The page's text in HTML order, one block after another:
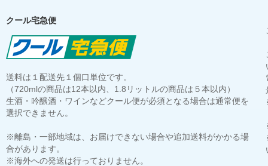
クール宅急便
送料は１配送先１個口単位です。
（720mlの商品は12本以内、1.8リットルの商品は５本以内）
生酒・吟醸酒・ワインなどクール便が必須となる場合は通常便を
選択できません。
※離島・一部地域は、お届けできない場合や追加送料がかかる場
合があります。
※海外への発送は行っておりません。